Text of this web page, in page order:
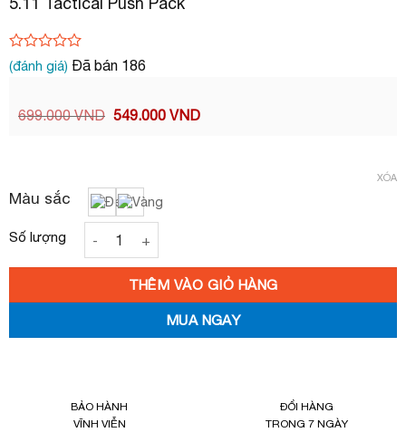
Được
xếp
(đánh giá) Đã bán 186
699.000VND Giá
549.000 VNDGiá
Màu sắc
XÓA
5.11 Tactical Push Pack số lượng
THÊM VÀO GIỎ HÀNG
MUA NGAY
BẢO HÀNH
VĨNH VIỄN
ĐỔI HÀNG
TRONG 7 NGÀY